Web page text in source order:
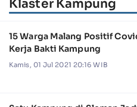
Klaster Kampung
15 Warga Malang Positif
Kerja Bakti Kampung
Kamis, 01 Jul 2021 20:16 WIB